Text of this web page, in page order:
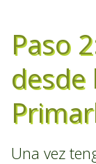
Paso
desde
Una vez